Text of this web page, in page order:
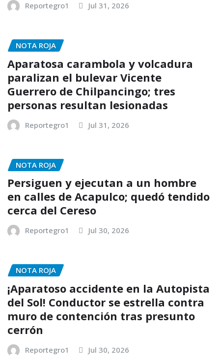
Reportegro1 Jul 31, 2026
NOTA ROJA
Aparatosa carambola y volcadura
paralizan el bulevar Vicente
Guerrero de Chilpancingo; tres
personas resultan lesionadas
Reportegro1 Jul 31, 2026
NOTA ROJA
Persiguen y ejecutan a un hombre
en calles de Acapulco; quedó tendido
cerca del Cereso
Reportegro1 Jul 30, 2026
NOTA ROJA
¡Aparatoso accidente en la Autopista
del Sol! Conductor se estrella contra
muro de contención tras presunto
cerrón
Reportegro1 Jul 30, 2026